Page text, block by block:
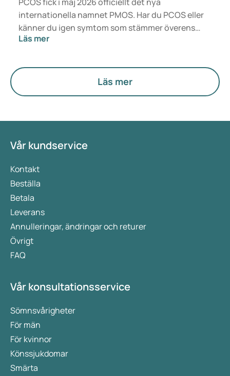
internationella namnet PMOS. Har du PCOS eller
känner du igen symtom som stämmer överens
med det? Medicinskt sett förändras inget direkt.
hormoner, ämnesomsättning och äggstockarnas
Läs mer
Läs mer
Vår kundservice
Kontakt
Beställa
Betala
Leverans
Annulleringar, ändringar och returer
Övrigt
FAQ
Vår konsultationsservice
Sömnsvårigheter
För män
För kvinnor
Könssjukdomar
Smärta